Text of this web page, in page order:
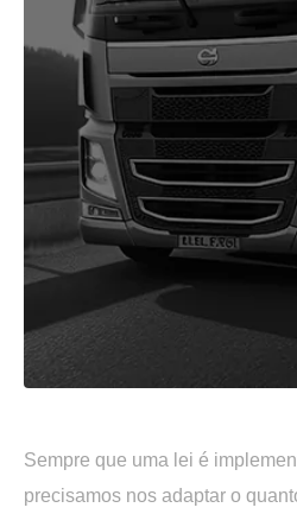
Sempre que uma lei é
precisamos nos adaptar o